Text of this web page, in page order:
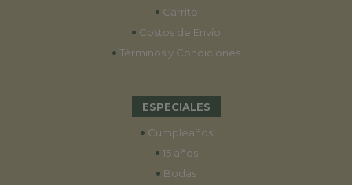
• Carrito
• Costos de Envío
• Términos y Condiciones
ESPECIALES
• Cumpleaños
• 15 años
• Bodas